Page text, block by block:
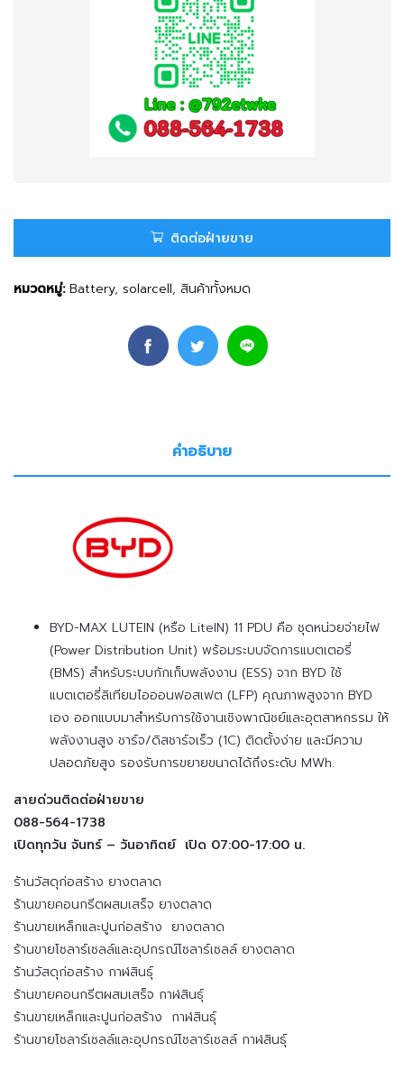
ติดต่อฝ่ายขาย
หมวดหมู่: Battery, solarcell, สินค้าทั้งหมด
คำอธิบาย
BYD-MAX LUTEIN (หรือ LiteIN) 11 PDU คือ ชุดหน่วยจ่ายไฟ
(Power Distribution Unit) พร้อมระบบจัดการแบตเตอรี่
(BMS) สำหรับระบบกักเก็บพลังงาน (ESS) จาก BYD ใช้
แบตเตอรี่ลิเทียมไอออนฟอสเฟต (LFP) คุณภาพสูงจาก BYD
เอง ออกแบบมาสำหรับการใช้งานเชิงพาณิชย์และอุตสาหกรรม ให้
พลังงานสูง ชาร์จ/ดิสชาร์จเร็ว (1C) ติดตั้งง่าย และมีความ
ปลอดภัยสูง รองรับการขยายขนาดได้ถึงระดับ MWh.
สายด่วนติดต่อฝ่ายขาย
088-564-1738
เปิดทุกวัน จันทร์ – วันอาทิตย์ เปิด 07:00-17:00 น.
ร้านวัสดุก่อสร้าง ยางตลาด
ร้านขายคอนกรีตผสมเสร็จ ยางตลาด
ร้านขายเหล็กและปูนก่อสร้าง ยางตลาด
ร้านขายโซลาร์เซลล์และอุปกรณ์โซลาร์เซลล์ ยางตลาด
ร้านวัสดุก่อสร้าง กาฬสินธุ์
ร้านขายคอนกรีตผสมเสร็จ กาฬสินธุ์
ร้านขายเหล็กและปูนก่อสร้าง กาฬสินธุ์
ร้านขายโซลาร์เซลล์และอุปกรณ์โซลาร์เซลล์ กาฬสินธุ์